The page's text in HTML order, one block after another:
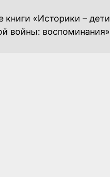
книги «Историки – дети
войны: воспоминания»